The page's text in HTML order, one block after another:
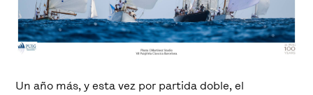
Un año más, y esta vez por partida doble, el